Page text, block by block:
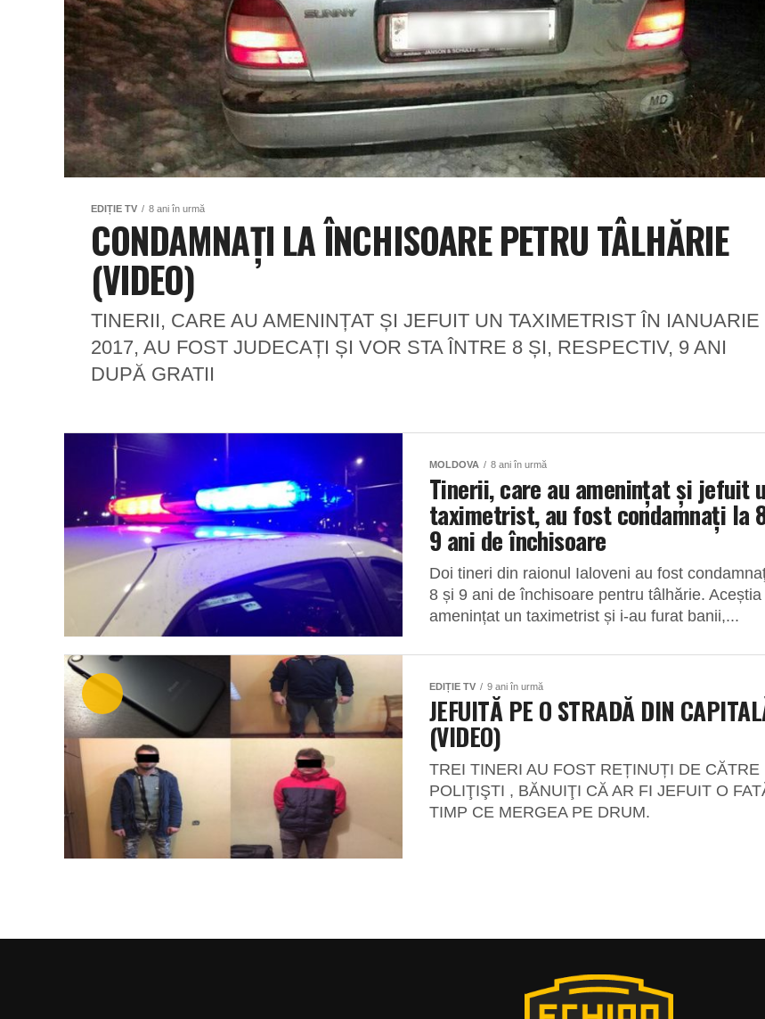
EDIȚIE TV 8 ani în urmă
CONDAMNAȚI LA ÎNCHISOARE PETRU TÂLHĂRIE
(VIDEO)
TINERII, CARE AU AMENINȚAT ȘI JEFUIT UN TAXIMETRIST ÎN IANUARIE
2017, AU FOST JUDECAȚI ȘI VOR STA ÎNTRE 8 ȘI, RESPECTIV, 9 ANI
DUPĂ GRATII
MOLDOVA 8 ani în urmă
Tinerii, care au amenințat și jefuit
taximetrist, au fost condamnați la
9 ani de închisoare
Doi tineri din raionul Ialoveni au fost
8 și 9 ani de închisoare pentru tâlhărie. Aceștia
amenințat un taximetrist și i-au furat banii,...
EDIȚIE TV 9 ani în urmă
JEFUITĂ PE O STRADĂ DIN
(VIDEO)
TREI TINERI AU FOST REȚINUȚI DE CĂTRE
POLIŢIŞTI , BĂNUIŢI CĂ AR FI JEFUIT O
TIMP CE MERGEA PE DRUM.